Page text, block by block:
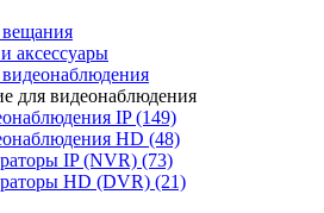
аксессуары
для видеонаблюдения
IP (149)
HD (48)
IP (NVR) (73)
HD (DVR) (21)